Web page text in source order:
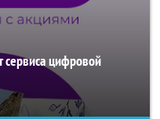
сервиса цифровой